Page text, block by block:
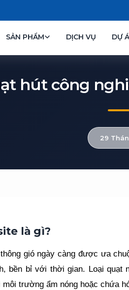
SẢN PHẨM DỊCH VỤ DỰ
hút công
29
là gì?
gió ngày càng được ưa
bền bỉ với thời gian. Loại
trường ẩm nóng hoặc chứa